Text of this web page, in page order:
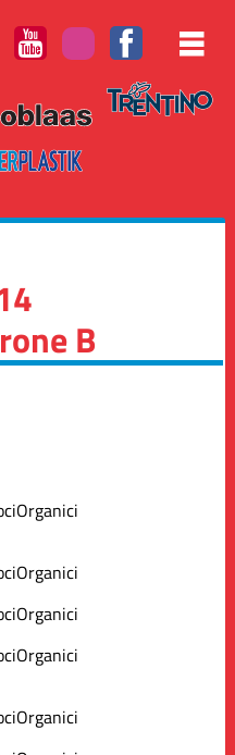
B
Organici
Organici
Organici
Organici
Organici